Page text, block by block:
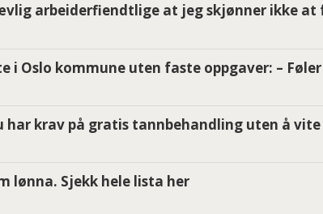
arbeiderfiendtlige at jeg skjønner ikke at
i Oslo kommune uten faste oppgaver: –
har krav på gratis tannbehandling uten å
lønna. Sjekk hele lista her